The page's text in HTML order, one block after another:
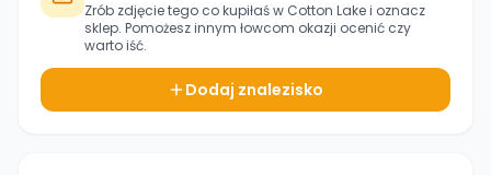
Zrób zdjęcie tego co kupiłaś w Cotton Lakei oznacz
sklep. Pomożesz innym łowcom okazji ocenić czy
warto iść.
Dodaj znalezisko